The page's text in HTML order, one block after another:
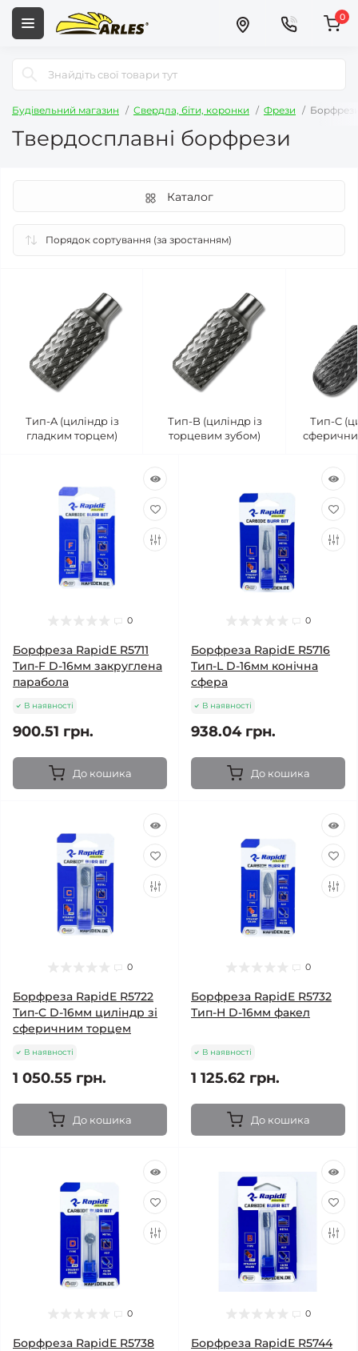
0
Будівельний магазин Свердла, біти, коронки Фрези
Твердосплавні борфрези
Каталог
Тип-A (циліндр із
гладким торцем)
Тип-B (циліндр із
торцевим зубом)
Тип-C
0
Борфреза RapidE R5711
Тип-F D-16мм закруглена
парабола
В наявності
900.51 грн.
До кошика
0
Борфреза RapidE R5716
Тип-L D-16мм конічна
сфера
В наявності
938.04 грн.
До кошика
0
Борфреза RapidE R5722
Тип-C D-16мм циліндр зі
сферичним торцем
В наявності
1 050.55 грн.
До кошика
0
Борфреза RapidE R5732
Тип-H D-16мм факел
В наявності
1 125.62 грн.
До кошика
0
Борфреза RapidE R5738
0
Борфреза RapidE R5744